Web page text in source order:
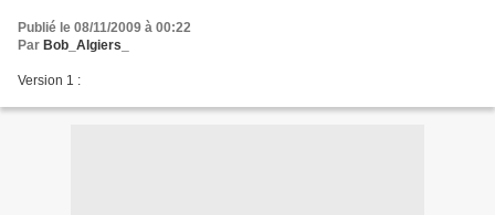
Publié le 08/11/2009 à 00:22
Par Bob_Algiers_
Version 1 :